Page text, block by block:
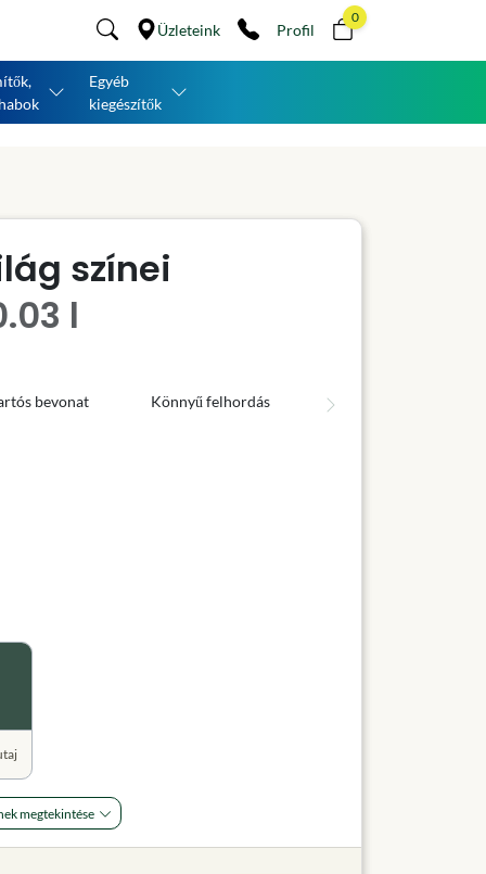
Üzleteink Profil
0
Egyéb
kiegészítők
színei
l
bevonat Könnyű felhordás
megtekintése